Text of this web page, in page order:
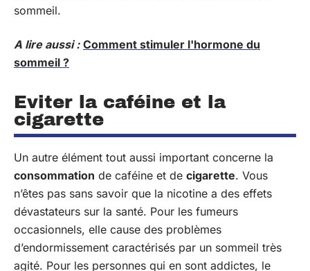
sommeil.
A lire aussi : Comment stimuler l'hormone du
sommeil ?
Eviter la caféine et la
cigarette
Un autre élément tout aussi important concerne la
consommation de caféine et de cigarette. Vous
n’êtes pas sans savoir que la nicotine a des effets
dévastateurs sur la santé. Pour les fumeurs
occasionnels, elle cause des problèmes
d’endormissement caractérisés par un sommeil très
agité. Pour les personnes qui en sont addictes, le